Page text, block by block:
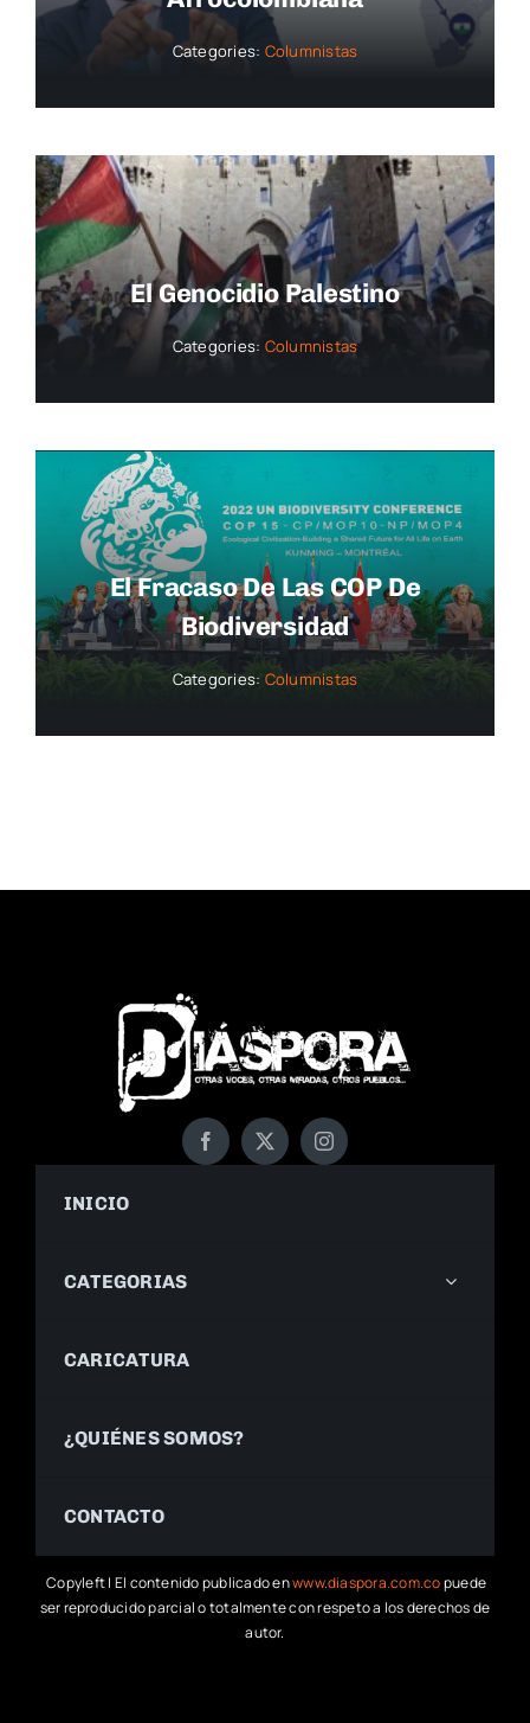
Categories: Columnistas
El Genocidio Palestino
Categories: Columnistas
El Fracaso De Las COP De
Biodiversidad
Categories: Columnistas
INICIO
CATEGORIAS
CARICATURA
¿QUIÉNES SOMOS?
CONTACTO
Copyleft | El contenido publicado enwww.diaspora.com.copuede
ser reproducido parcial o totalmente con respeto a los derechos de
autor.